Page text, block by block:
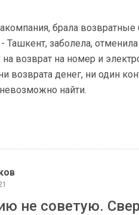
брала
заболела, отменила
возврат на номер и
возврата денег, ни один
найти.
не советую.